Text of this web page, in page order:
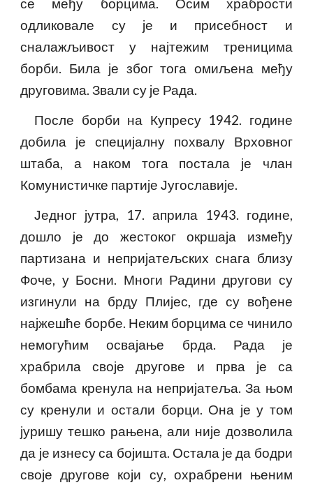
се међу борцима. Осим храбрости
одликовале су је и присебност и
сналажљивост у најтежим треницима
борби. Била је због тога омиљена међу
друговима. Звали су је Рада.
После борби на Купресу 1942. године
добила је специјалну похвалу Врховног
штаба, а наком тога постала је члан
Комунистичке партије Југославије.
Једног јутра, 17. априла 1943. године,
дошло је до жестоког окршаја између
партизана и непријатељских снага близу
Фоче, у Босни. Многи Радини другови су
изгинули на брду Плијес, где су вођене
најжешће борбе. Неким борцима се чинило
немогућим освајање брда. Рада је
храбрила своје другове и прва је са
бомбама кренула на непријатеља. За њом
су кренули и остали борци. Она је у том
јуришу тешко рањена, али није дозволила
да је изнесу са бојишта. Остала је да бодри
своје другове који су, охрабрени њеним